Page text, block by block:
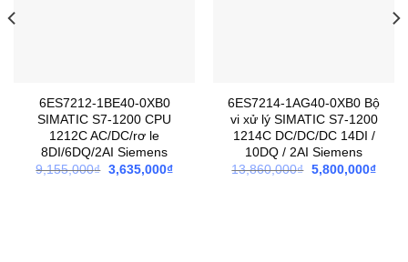
6ES7212-1BE40-0XB0
SIMATIC S7-1200 CPU
1212C AC/DC/rơ le
8DI/6DQ/2AI Siemens
9,155,000₫ Giá
3,635,000₫Giá
6ES7214-1AG40-0XB0 Bộ
vi xử lý SIMATIC S7-1200
1214C DC/DC/DC 14DI /
10DQ / 2AI Siemens
13,860,000₫ Giá
5,800,000₫Giá